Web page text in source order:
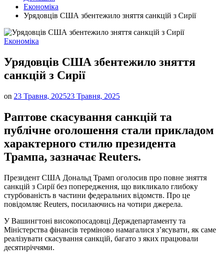
Економіка
Урядовців США збентежило зняття санкцій з Сирії
Опублікувати
Економіка
Урядовців США збентежило зняття
санкцій з Сирії
on 23 Травня, 202523 Травня, 2025
Раптове скасування санкцій та
публічне оголошення стали прикладом
характерного стилю президента
Трампа, зазначає Reuters.
Президент США Дональд Трамп оголосив про повне зняття
санкцій з Сирії без попередження, що викликало глибоку
стурбованість в частини федеральних відомств. Про це
повідомляє Reuters, посилаючись на чотири джерела.
У Вашингтоні високопосадовці Держдепартаменту та
Міністерства фінансів терміново намагалися з’ясувати, як саме
реалізувати скасування санкцій, багато з яких працювали
десятиріччями.